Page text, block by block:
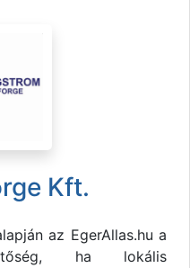
Kft.
az EgerAllas.hu a
ha lokális